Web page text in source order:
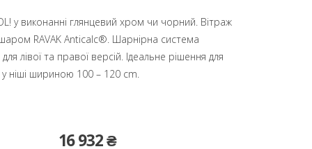
у виконанні глянцевий хром чи чорний. Вітраж
RAVAK Anticalc®. Шарнірна система
лівої та правої версій. Ідеальне рішення для
ніші шириною 100 – 120 cm.
16 932 ₴